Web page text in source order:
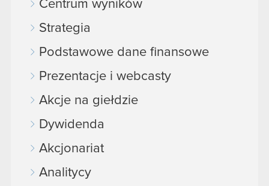
Centrum wyników
Strategia
Podstawowe dane finansowe
Prezentacje i webcasty
Akcje na giełdzie
Dywidenda
Akcjonariat
Analitycy